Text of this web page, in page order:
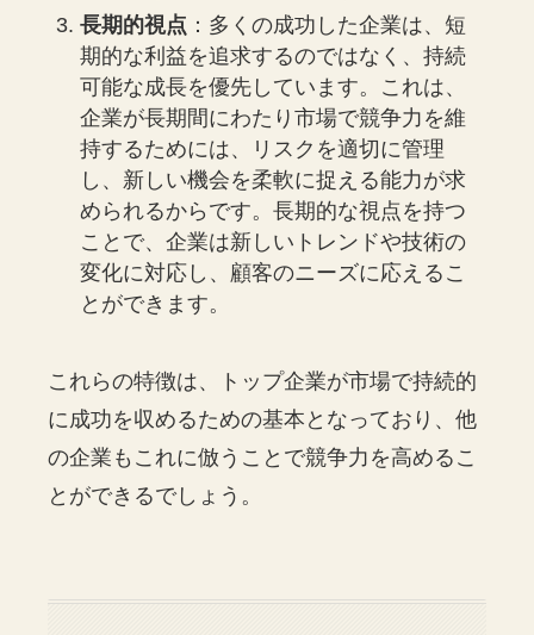
長期的視点 ：多くの成功した企業は、短
期的な利益を追求するのではなく、持続
可能な成長を優先しています。これは、
企業が長期間にわたり市場で競争力を維
持するためには、リスクを適切に管理
し、新しい機会を柔軟に捉える能力が求
められるからです。長期的な視点を持つ
ことで、企業は新しいトレンドや技術の
変化に対応し、顧客のニーズに応えるこ
とができます。
これらの特徴は、トップ企業が市場で持続的
に成功を収めるための基本となっており、他
の企業もこれに倣うことで競争力を高めるこ
とができるでしょう。